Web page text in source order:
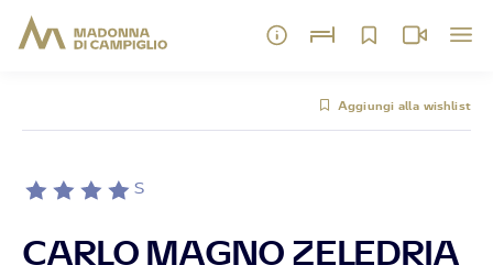
Aggiungi alla wishlist
S
CARLO MAGNO ZELEDRIA